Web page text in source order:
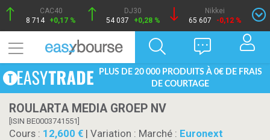
CAC40
8 714 +0,17 %
DJ30
54 037
+0,28 %
Nikkei
65 607
-0,12 %
PLUS DE 20 000 PRODUITS À 0€ DE FRAIS
DE COURTAGE
ROULARTA MEDIA GROEP NV
[ISIN BE0003741551]
Cours : 12,600 | Variation : Marché : Euronext